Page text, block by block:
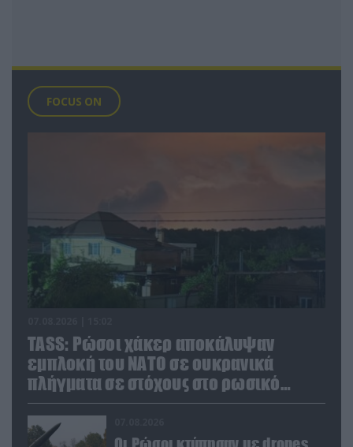
FOCUS ON
TASS: Ρώσοι χάκερ αποκάλυψαν
εμπλοκή του ΝΑΤΟ σε ουκρανικά
πλήγματα σε στόχους στο ρωσικό
έδαφος!